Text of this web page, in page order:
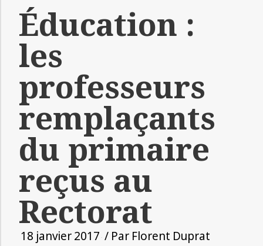
Éducation :
les
professeurs
remplaçants
du primaire
reçus au
Rectorat
18 janvier 2017 / Par Florent Duprat